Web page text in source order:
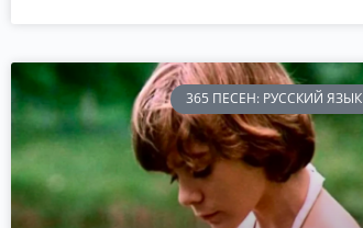
365 ПЕСЕН: РУССКИЙ ЯЗЫК